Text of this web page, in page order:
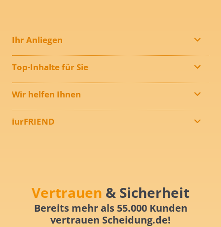
Ihr Anliegen
Top-Inhalte für Sie
Wir helfen Ihnen
iurFRIEND
Vertrauen & Sicherheit
Bereits mehr als 55.000 Kunden
vertrauen Scheidung.de!